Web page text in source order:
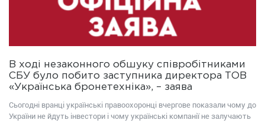
В ході незаконного обшуку співробітниками
СБУ було побито заступника директора ТОВ
«Українська бронетехніка», – заява
Сьогодні вранці українські правоохоронці вчергове показали чому до
України не йдуть інвестори і чому українські компанії не залучають